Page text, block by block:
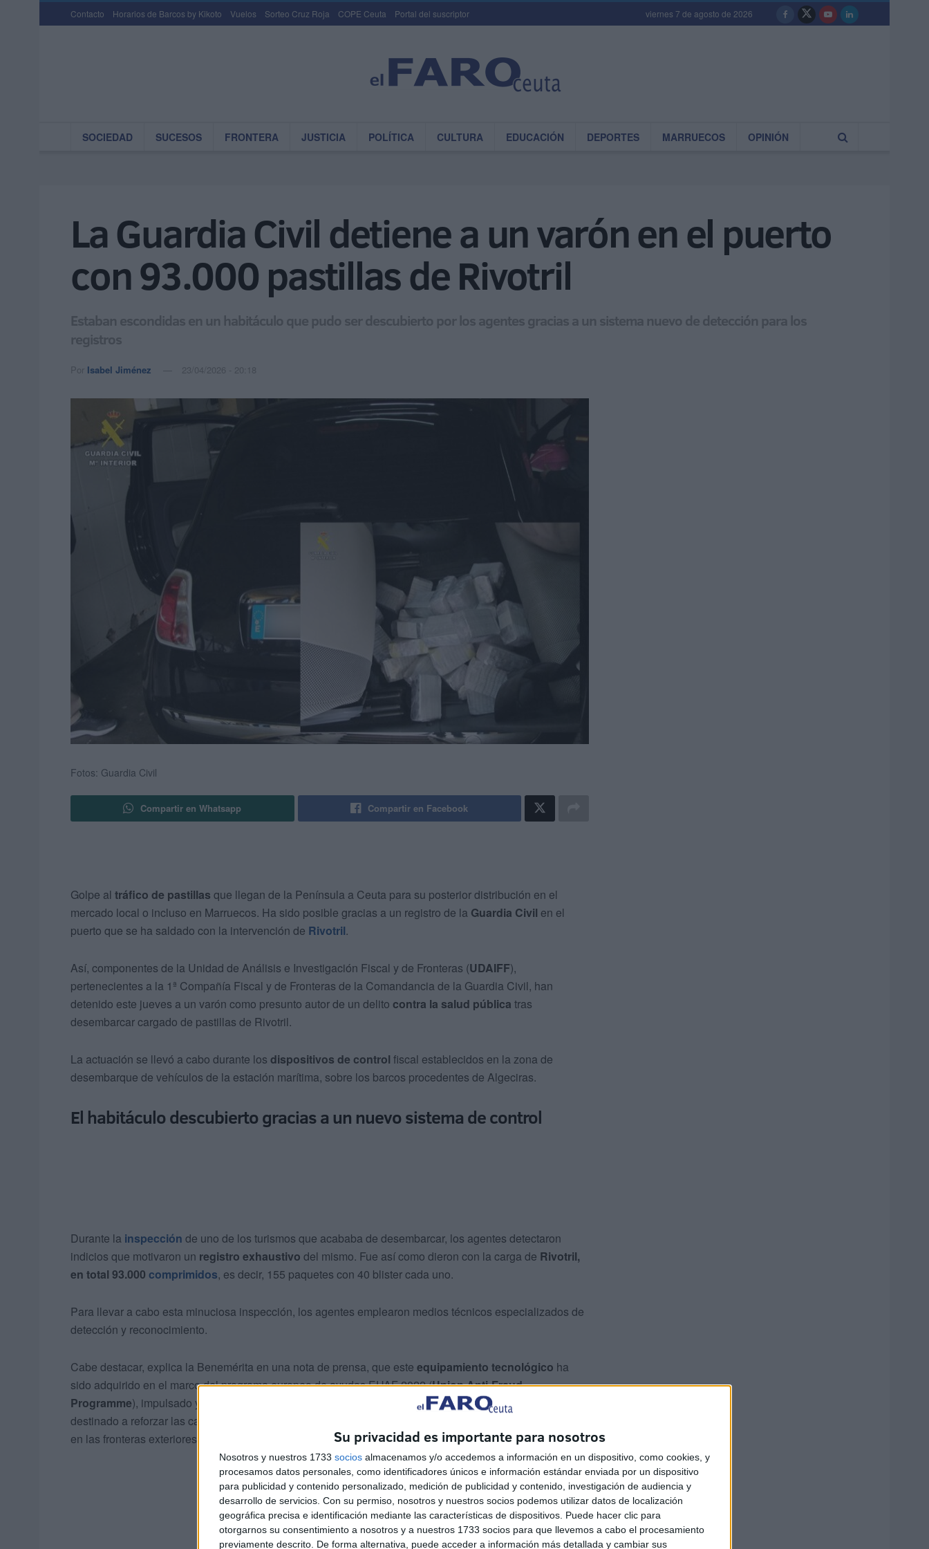
Su privacidad es importante para nosotros
Nosotros y nuestros 1733 socios almacenamos y/o accedemos a información en un dispositivo, como cookies, y
procesamos datos personales, como identificadores únicos e información estándar enviada por un dispositivo
para publicidad y contenido personalizado, medición de publicidad y contenido, investigación de audiencia y
desarrollo de servicios. Con su permiso, nosotros y nuestros socios podemos utilizar datos de localización
geográfica precisa e identificación mediante las características de dispositivos. Puede hacer clic para
otorgarnos su consentimiento a nosotros y a nuestros 1733 socios para que llevemos a cabo el procesamiento
previamente descrito. De forma alternativa, puede acceder a información más detallada y cambiar sus
Contacto Horarios de Barcos by Kikoto Vuelos Sorteo Cruz Roja COPE Ceuta Portal del suscriptor viernes 7 de agosto de 2026
SOCIEDAD SUCESOS FRONTERA JUSTICIA POLÍTICA CULTURA EDUCACIÓN DEPORTES MARRUECOS OPINIÓN
La Guardia Civil detiene a un varón en el puerto
con 93.000 pastillas de Rivotril
Estaban escondidas en un habitáculo que pudo ser descubierto por los agentes gracias a un sistema nuevo de detección para los
registros
Por Isabel Jiménez 23/04/2026 - 20:18
Fotos: Guardia Civil
Compartir en Whatsapp Compartir en Facebook
Golpe al tráfico de pastillas que llegan de la Península a Ceuta para su posterior distribución en el
mercado local o incluso en Marruecos. Ha sido posible gracias a un registro de la Guardia Civil en el
puerto que se ha saldado con la intervención de Rivotril.
Así, componentes de la Unidad de Análisis e Investigación Fiscal y de Fronteras (UDAIFF),
pertenecientes a la 1ª Compañía Fiscal y de Fronteras de la Comandancia de la Guardia Civil, han
detenido este jueves a un varón como presunto autor de un delito contra la salud pública tras
desembarcar cargado de pastillas de Rivotril.
La actuación se llevó a cabo durante los dispositivos de control fiscal establecidos en la zona de
desembarque de vehículos de la estación marítima, sobre los barcos procedentes de Algeciras.
El habitáculo descubierto gracias a un nuevo sistema de control
Durante la inspección de uno de los turismos que acababa de desembarcar, los agentes detectaron
indicios que motivaron un registro exhaustivo del mismo. Fue así como dieron con la carga de Rivotril,
en total 93.000 comprimidos, es decir, 155 paquetes con 40 blister cada uno.
Para llevar a cabo esta minuciosa inspección, los agentes emplearon medios técnicos especializados de
detección y reconocimiento.
Cabe destacar, explica la Benemérita en una nota de prensa, que este equipamiento tecnológico ha
sido adquirido en el marco del programa europeo de ayudas EUAF 2022 (Union Anti-Fraud
Programme), impulsado y financiado por la Oficina Europea de Lucha contra el Fraude (OLAF),
destinado a reforzar las capacidades operativas en la lucha contra el contrabando y el fraude aduanero
en las fronteras exteriores de la Unión Europea.